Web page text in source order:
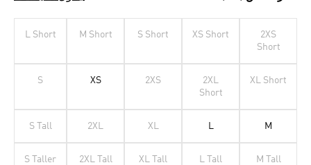
2XS
Short
XS Short
S Short
M Short
L Short
XL Short
2XL
Short
2XS
XS
S
M
L
XL
2XL
S Tall
M Tall
L Tall
XL Tall
2XL Tall
S Taller